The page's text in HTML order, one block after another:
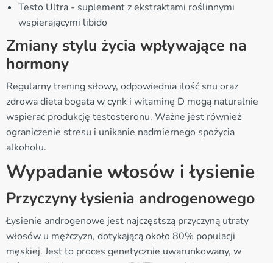
Testo Ultra - suplement z ekstraktami roślinnymi
wspierającymi libido
Zmiany stylu życia wpływające na
hormony
Regularny trening siłowy, odpowiednia ilość snu oraz
zdrowa dieta bogata w cynk i witaminę D mogą naturalnie
wspierać produkcję testosteronu. Ważne jest również
ograniczenie stresu i unikanie nadmiernego spożycia
alkoholu.
Wypadanie włosów i łysienie
Przyczyny łysienia androgenowego
Łysienie androgenowe jest najczęstszą przyczyną utraty
włosów u mężczyzn, dotykającą około 80% populacji
męskiej. Jest to proces genetycznie uwarunkowany, w